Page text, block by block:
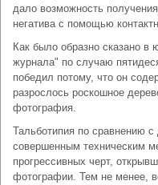
дало возможность
негатива с помощью
Как было образно сказано в
журнала" по случаю
победил потому, что он
разрослось роскошное
фотография.
Тальботипия по сравнению
совершенным техническим
прогрессивных черт,
фотографии. Тем не менее,